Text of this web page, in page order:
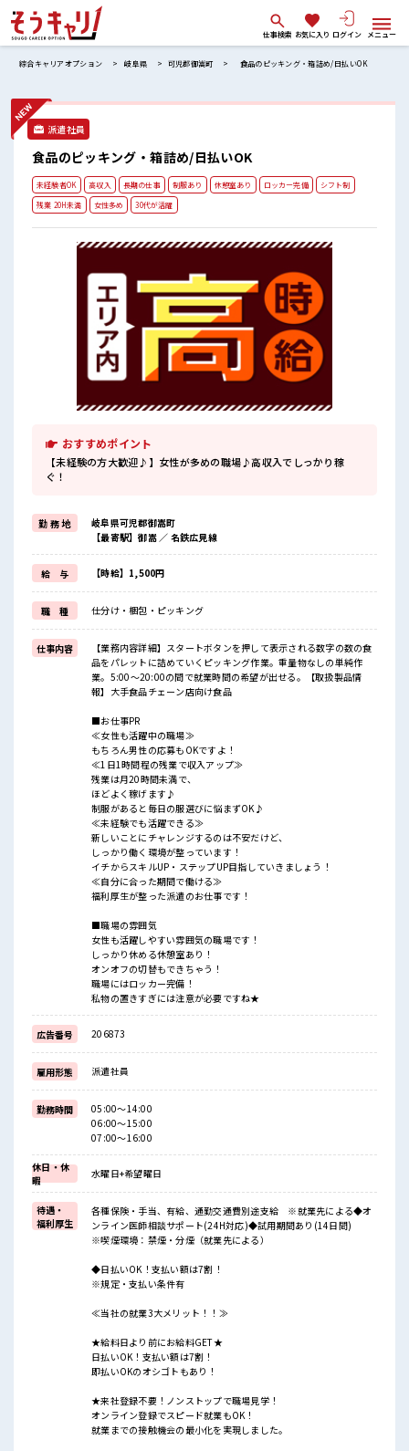
仕事検索 お気に入り ログイン メニュー
綜合キャリアオプション 岐阜県 可児郡御嵩町 食品のピッキング・箱詰め/日払いOK
派遣社員
食品のピッキング・箱詰め/日払いOK
未経験者OK 高収入 長期の仕事 制服あり 休憩室あり ロッカー完備
シフト制
残業 20H未満
女性多め 30代が活躍
おすすめポイント
【未経験の方大歓迎♪】女性が多めの職場♪高収入でしっかり稼
ぐ！
勤 務 地
岐阜県可児郡御嵩町
【最寄駅】御嵩 ／ 名鉄広見線
給 与 【時給】1,500円
職 種 仕分け・梱包・ピッキング
仕事内容
【業務内容詳細】スタートボタンを押して表示される数字の数の食
品をパレットに詰めていくピッキング作業。重量物なしの単純作
業。5:00～20:00の間で就業時間の希望が出せる。【取扱製品情
報】大手食品チェーン店向け食品
■お仕事PR
≪女性も活躍中の職場≫
もちろん男性の応募もOKですよ！
≪1日1時間程の残業で収入アップ≫
残業は月20時間未満で、
ほどよく稼げます♪
制服があると毎日の服選びに悩まずOK♪
≪未経験でも活躍できる≫
新しいことにチャレンジするのは不安だけど、
しっかり働く環境が整っています！
イチからスキルUP・ステップUP目指していきましょう！
≪自分に合った期間で働ける≫
福利厚生が整った派遣のお仕事です！
■職場の雰囲気
女性も活躍しやすい雰囲気の職場です！
しっかり休める休憩室あり！
オンオフの切替もできちゃう！
職場にはロッカー完備！
私物の置きすぎには注意が必要ですね★
広告番号 206873
雇用形態 派遣社員
勤務時間
05:00～14:00
06:00～15:00
07:00～16:00
休日・休
暇
水曜日+希望曜日
待遇・
福利厚生
各種保険・手当、有給、通勤交通費別途支給 ※就業先による◆オ
ンライン医師相談サポート(24H対応)◆試用期間あり(14日間)
※喫煙環境：禁煙・分煙（就業先による）
◆日払いOK！支払い額は7割！
※規定・支払い条件有
≪当社の就業3大メリット！！≫
★給料日より前にお給料GET★
日払いOK！支払い額は7割！
即払いOKのオシゴトもあり！
★来社登録不要！ノンストップで職場見学！
オンライン登録でスピード就業もOK！
就業までの接触機会の最小化を実現しました。